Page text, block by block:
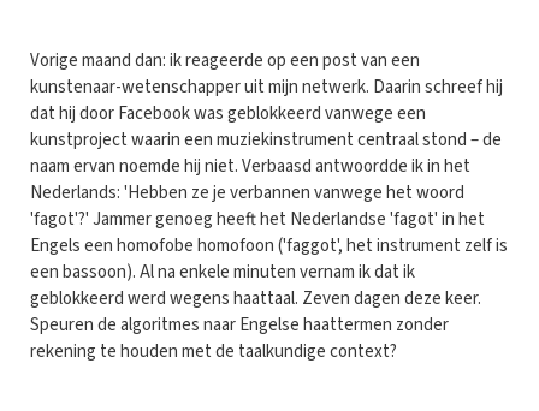
Vorige maand dan: ik reageerde op een post van een
kunstenaar-wetenschapper uit mijn netwerk. Daarin schreef hij
dat hij door Facebook was geblokkeerd vanwege een
kunstproject waarin een muziekinstrument centraal stond – de
naam ervan noemde hij niet. Verbaasd antwoordde ik in het
Nederlands: 'Hebben ze je verbannen vanwege het woord
'fagot'?' Jammer genoeg heeft het Nederlandse 'fagot' in het
Engels een homofobe homofoon ('faggot', het instrument zelf is
een bassoon). Al na enkele minuten vernam ik dat ik
geblokkeerd werd wegens haattaal. Zeven dagen deze keer.
Speuren de algoritmes naar Engelse haattermen zonder
rekening te houden met de taalkundige context?